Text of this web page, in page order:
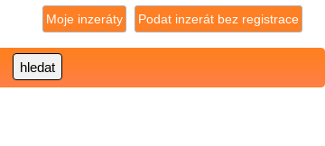
Podat inzerát bez registrace
Moje inzeráty